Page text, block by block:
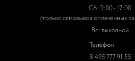
Сб: 9:00 - 17:00
(только самовывоз оплаченных
Вс: выходной
Телефон
8 495 777 91 55